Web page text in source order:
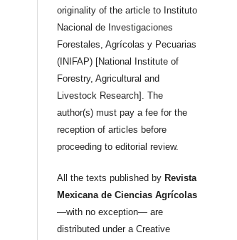
originality of the article to Instituto
Nacional de Investigaciones
Forestales, Agrícolas y Pecuarias
(INIFAP) [National Institute of
Forestry, Agricultural and
Livestock Research]. The
author(s) must pay a fee for the
reception of articles before
proceeding to editorial review.
All the texts published by Revista
Mexicana de Ciencias Agrícolas
—with no exception— are
distributed under a Creative